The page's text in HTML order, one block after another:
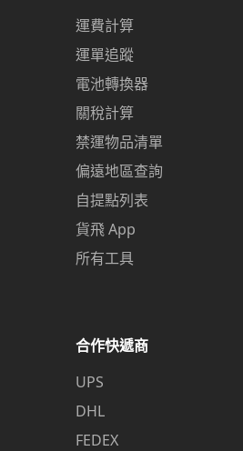
運費計算
運單追蹤
電池轉換器
關稅計算
禁運物品清單
偏遠地區查詢
自提點列表
貨飛 App
所有工具
合作快遞商
UPS
DHL
FEDEX